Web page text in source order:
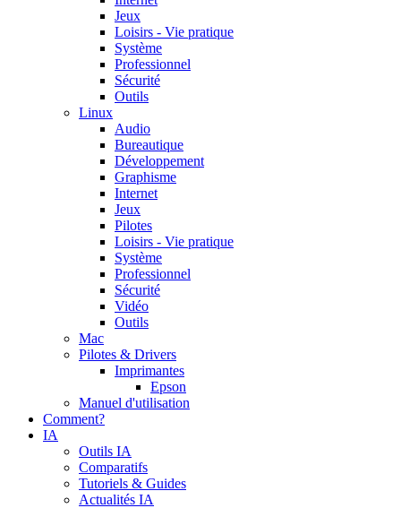
Jeux
Loisirs - Vie pratique
Système
Professionnel
Sécurité
Outils
Linux
Audio
Bureautique
Développement
Graphisme
Internet
Jeux
Pilotes
Loisirs - Vie pratique
Système
Professionnel
Sécurité
Vidéo
Outils
Mac
Pilotes & Drivers
Imprimantes
Epson
Manuel d'utilisation
Comment?
IA
Outils IA
Comparatifs
Tutoriels & Guides
Actualités IA